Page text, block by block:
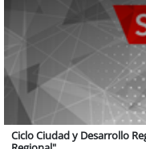
Ciclo Ciudad y Desarrollo